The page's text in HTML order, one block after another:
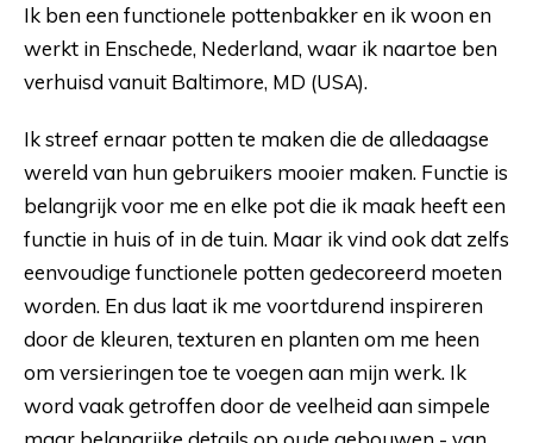
Ik ben een functionele pottenbakker en ik woon en
werkt in Enschede, Nederland, waar ik naartoe ben
verhuisd vanuit Baltimore, MD (USA).
Ik streef ernaar potten te maken die de alledaagse
wereld van hun gebruikers mooier maken. Functie is
belangrijk voor me en elke pot die ik maak heeft een
functie in huis of in de tuin. Maar ik vind ook dat zelfs
eenvoudige functionele potten gedecoreerd moeten
worden. En dus laat ik me voortdurend inspireren
door de kleuren, texturen en planten om me heen
om versieringen toe te voegen aan mijn werk. Ik
word vaak getroffen door de veelheid aan simpele